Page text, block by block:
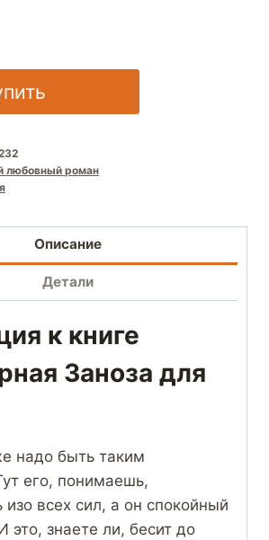
любовный роман
Описание
Детали
к книге
Заноза для
надо быть таким
его, понимаешь,
изо всех сил, а он спокойный
это, знаете ли, бесит до